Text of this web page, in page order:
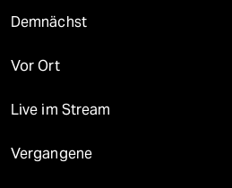
Demnächst
Vor Ort
Live im Stream
Vergangene